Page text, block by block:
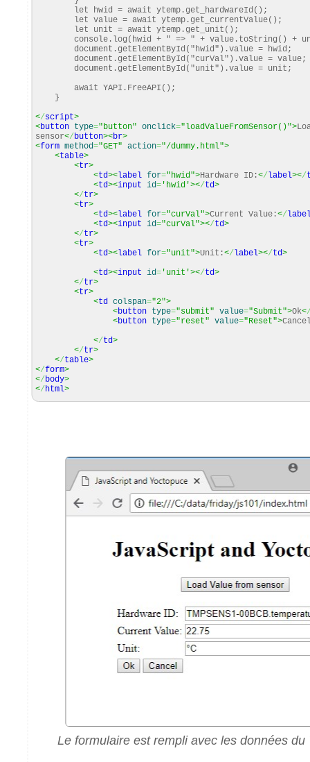
let hwid = await ytemp.get_hardwareId();
let value = await ytemp.get_currentValue();
let unit = await ytemp.get_unit();
console.log(hwid + " => " + value.toString() +
document.getElementById("hwid").value = hwid;
document.getElementById("curVal").value = value;
document.getElementById("unit").value = unit;
await YAPI.FreeAPI();
}
</script>
<button type="button" onclick="loadValueFromSensor()">
sensor</button><br>
<form method="GET" action="/dummy.html">
<table>
<tr>
<td><label for="hwid">Hardware ID:</ label></
<td><input id= 'hwid'></td>
</tr>
<tr>
<td><label for="curVal">Current Value:</
<td><input id="curVal"></td>
</tr>
<tr>
<td><label for="unit">Unit:</ label></td>
<td><input id= 'unit'></td>
</tr>
<tr>
<td colspan="2">
<button type="submit" value="Submit">Ok<
<button type="reset" value="Reset">
</td>
</tr>
</table>
</form>
</body>
</html>
Le formulaire est rempli avec les données du